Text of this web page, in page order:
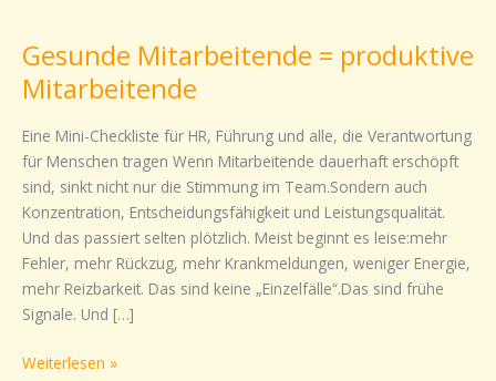
Gesunde Mitarbeitende = produktive
Mitarbeitende
Eine Mini-Checkliste für HR, Führung und alle, die Verantwortung
für Menschen tragen Wenn Mitarbeitende dauerhaft erschöpft
sind, sinkt nicht nur die Stimmung im Team.Sondern auch
Konzentration, Entscheidungsfähigkeit und Leistungsqualität.
Und das passiert selten plötzlich. Meist beginnt es leise:mehr
Fehler, mehr Rückzug, mehr Krankmeldungen, weniger Energie,
mehr Reizbarkeit. Das sind keine „Einzelfälle“.Das sind frühe
Signale. Und […]
=
produktive
Mitarbeitende
Weiterlesen »